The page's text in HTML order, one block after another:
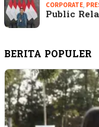
CORPORATE,
Public
BERITA POPULER